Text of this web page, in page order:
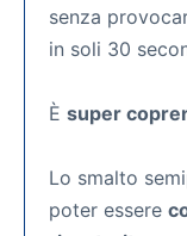
senza
in soli 30
È super
Lo smalto
poter essere